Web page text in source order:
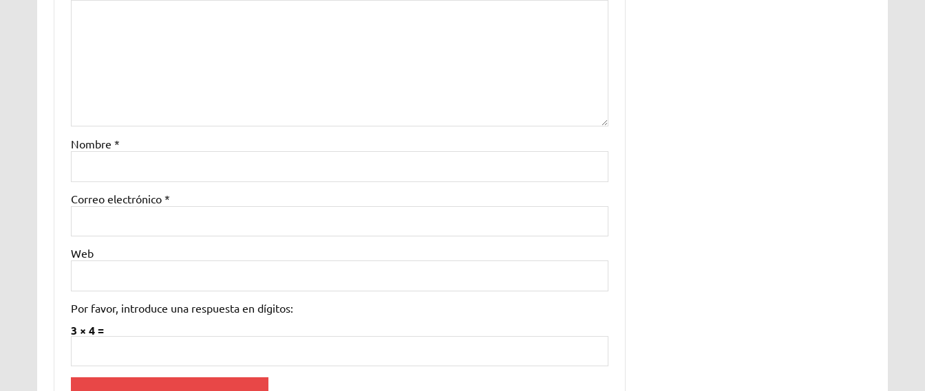
Nombre *
Correo electrónico *
Web
Por favor, introduce una respuesta en dígitos:
3 × 4 =